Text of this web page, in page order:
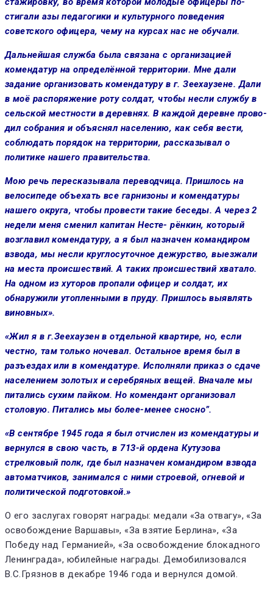
стигали азы педагогики и культур­ного поведения
советского офице­ра, чему на курсах нас не обучали.
Дальнейшая служба была свя­зана с организацией
комендатур на определённой территории. Мне дали
задание организовать комендатуру в г. Зеехаузене. Дали
в моё распо­ряжение роту солдат, чтобы несли службу в
сельской местности в де­ревнях. В каждой деревне прово­
дил собрания и объяснял населе­нию, как себя вести,
соблюдать по­рядок на территории, рассказывал о
политике нашего правительства.
Мою речь пересказывала перевод­чица. Пришлось на
велосипеде объехать все гарнизоны и комен­датуры
нашего округа, чтобы про­вести такие беседы. А через 2
не­дели меня сменил капитан Несте- рёнкин, который
возглавил комен­датуру, а я был назначен команди­ром
взвода, мы несли круглосуточ­ное дежурство, выезжали
на мес­та происшествий. А таких проис­шествий хватало.
На одном из ху­торов пропали офицер и солдат, их
обнаружили утопленными в пруду. Пришлось выявлять
виновных».
«Жил я в г.Зеехаузен в отдель­ной квартире, но, если
честно, там только ночевал. Остальное время был в
разъездах или в комендату­ре. Исполняли приказ о сдаче
на­селением золотых и серебряных вещей. Вначале мы
питались сухим пайком. Но комендант организовал
столовую. Питались мы более-ме­нее сносно”.
«В сентябре 1945 года я был от­числен из комендатуры и
вернулся в свою часть, в 713-й ордена Куту­зова
стрелковый полк, где был на­значен командиром взвода
авто­матчиков, занимался с ними стро­евой, огневой и
политической под­готовкой.»
О его заслугах говорят награ­ды: медали «За отвагу», «За
осво­бождение Варшавы», «За взятие Берлина», «За
Победу над Германи­ей», «За освобождение блокадного
Ленинграда», юбилейные награды. Демоби­лизовался
В.С.Грязнов в декабре 1946 года и вернулся домой.